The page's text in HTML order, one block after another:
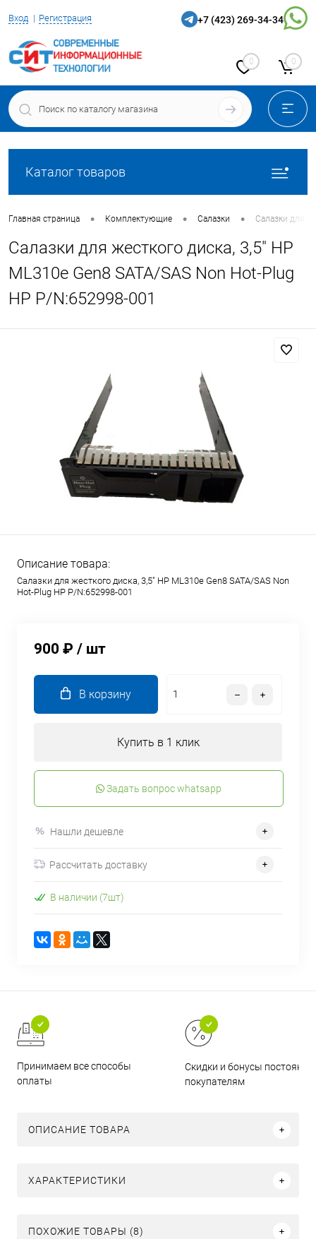
Вход Регистрация +7 (423) 269-34-34
0 0
Каталог товаров
Главная страница • Комплектующие • Салазки • Салазки для
Салазки для жесткого диска, 3,5" HP
ML310e Gen8 SATA/SAS Non Hot-Plug
HP P/N:652998-001
Описание товара:
Салазки для жесткого диска, 3,5" HP ML310e Gen8 SATA/SAS Non
Hot-Plug HP P/N:652998-001
900 ₽ / шт
В корзину
Купить в 1 клик
Задать вопрос whatsapp
Нашли дешевле
Рассчитать доставку
В наличии (7шт)
Принимаем все способы
оплаты
Скидки и бонусы
покупателям
ОПИСАНИЕ ТОВАРА
ХАРАКТЕРИСТИКИ
ПОХОЖИЕ ТОВАРЫ (8)